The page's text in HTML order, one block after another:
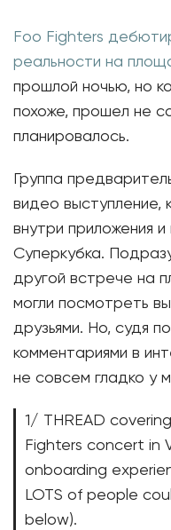
Foo Fighters
реальности на
прошлой ночью, но
похоже, прошел не
планировалось.
Группа
видео выступление,
внутри приложения
Суперкубка.
другой встрече на
могли посмотреть
друзьями. Но, судя
комментариями в
не совсем гладко у
1/ THREAD
Fighters concert in
onboarding
LOTS of people
below).